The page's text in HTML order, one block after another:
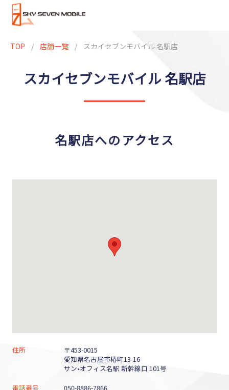
TOP / 店舗一覧 / スカイセブンモバイル 名駅店
スカイセブンモバイル 名駅店
名駅店へのアクセス
住所
〒453-0015
愛知県名古屋市椿町13-16
サン•オフィス名駅 新幹線口 101号
電話番号
050-8886-7866